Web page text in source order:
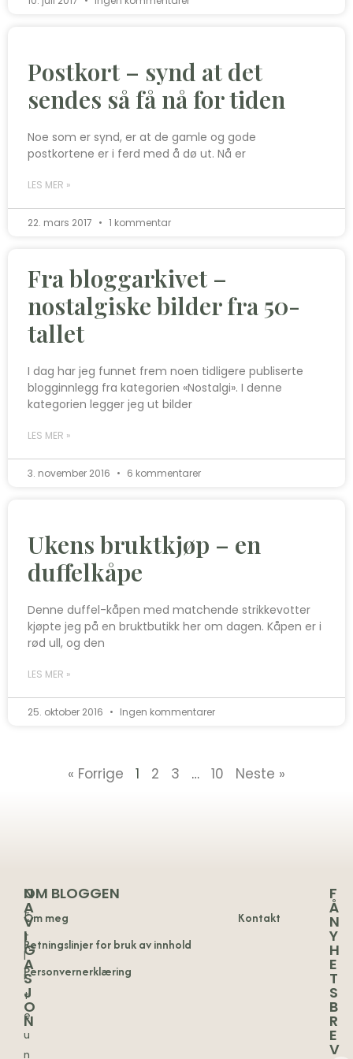
Postkort – synd at det
sendes så få nå for tiden
Noe som er synd, er at de gamle og gode
postkortene er i ferd med å dø ut. Nå er
LES MER »
22. mars 2017 1 kommentar
Fra bloggarkivet –
nostalgiske bilder fra 50-
tallet
I dag har jeg funnet frem noen tidligere publiserte
blogginnlegg fra kategorien «Nostalgi». I denne
kategorien legger jeg ut bilder
LES MER »
3. november 2016 6 kommentarer
Ukens bruktkjøp – en
duffelkåpe
Denne duffel-kåpen med matchende strikkevotter
kjøpte jeg på en bruktbutikk her om dagen. Kåpen er i
rød ull, og den
LES MER »
25. oktober 2016 Ingen kommentarer
« Forrige 1 2 3 … 10 Neste »
E
t
l
i
t
e
u
n
N
A
V
I
G
A
S
J
O
N
Oppskrifter
OM BLOGGEN
Om meg
Kontakt
Retningslinjer for bruk av innhold
Personvernerklæring
F
Å
N
Y
H
E
T
S
B
R
E
V